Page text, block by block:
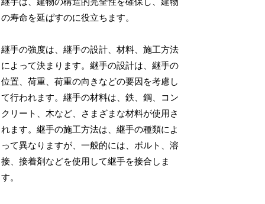
継手は、建物の構造的完全性を確保し、建物
の寿命を延ばすのに役立ちます。
継手の強度は、継手の設計、材料、施工方法
によって決まります。継手の設計は、継手の
位置、荷重、荷重の向きなどの要因を考慮し
て行われます。継手の材料は、鉄、鋼、コン
クリート、木など、さまざまな材料が使用さ
れます。継手の施工方法は、継手の種類によ
って異なりますが、一般的には、ボルト、溶
接、接着剤などを使用して継手を接合しま
す。